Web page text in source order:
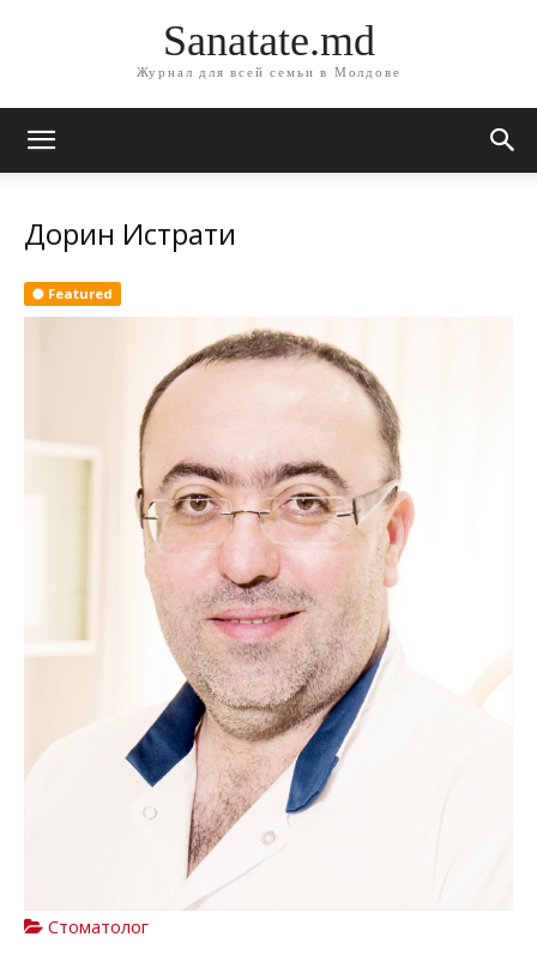
Sanatate.md
Журнал для всей семьи в Молдове
Дорин Истрати
Featured
Стоматолог